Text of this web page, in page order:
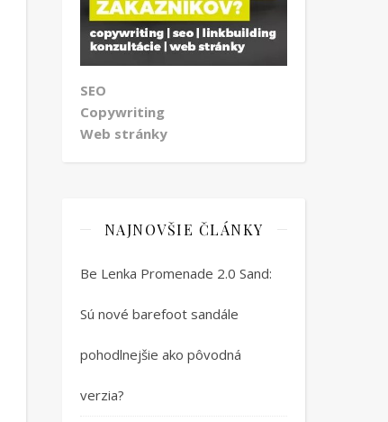
SEO
Copywriting
Web stránky
NAJNOVŠIE ČLÁNKY
Be Lenka Promenade 2.0 Sand:
Sú nové barefoot sandále
pohodlnejšie ako pôvodná
verzia?